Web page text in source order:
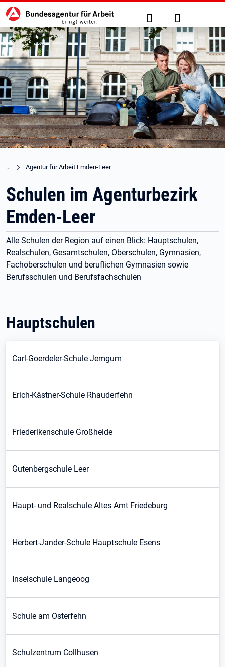
zu den Hauptinhalten springen
Hauptnavigation Suche Anmelden
Agentur für Arbeit Emden-Leer
Schulen im Agenturbezirk
Emden-Leer
Alle Schulen der Region auf einen Blick: Hauptschulen,
Realschulen, Gesamtschulen, Oberschulen, Gymnasien,
Fachoberschulen und beruflichen Gymnasien sowie
Berufsschulen und Berufsfachschulen
Hauptschulen
Carl-Goerdeler-Schule Jemgum
Erich-Kästner-Schule Rhauderfehn
Friederikenschule Großheide
Gutenbergschule Leer
Haupt- und Realschule Altes Amt Friedeburg
Herbert-Jander-Schule Hauptschule Esens
Inselschule Langeoog
Schule am Osterfehn
Schulzentrum Collhusen